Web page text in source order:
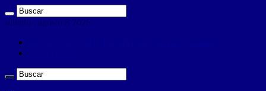
sábado , agosto 8 2026